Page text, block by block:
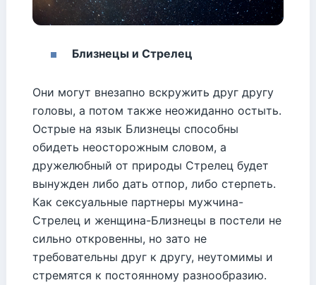
Близнецы и Стрелец
Они могут внезапно вскружить друг другу
головы, а потом также неожиданно остыть.
Острые на язык Близнецы способны
обидеть неосторожным словом, а
дружелюбный от природы Стрелец будет
вынужден либо дать отпор, либо стерпеть.
Как сексуальные партнеры мужчина-
Стрелец и женщина-Близнецы в постели не
сильно откровенны, но зато не
требовательны друг к другу, неутомимы и
стремятся к постоянному разнообразию.